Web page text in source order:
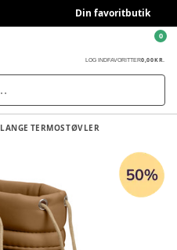
Din favoritbutik
LOG INDFAVORITTER0,00 KR.
0
LANGE TERMOSTØVLER